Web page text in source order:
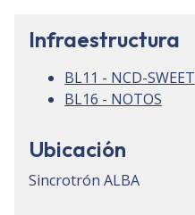
Infraestructura
BL11 - NCD-SWEET
BL16 - NOTOS
Ubicación
Sincrotrón ALBA